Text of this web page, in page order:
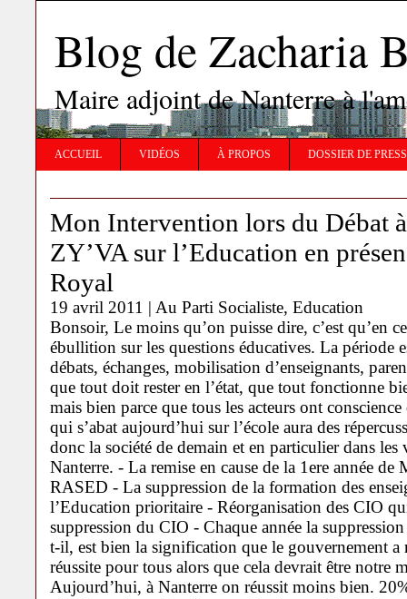
Blog de Zacharia
Maire adjoint de Nanterre à
ACCUEIL VIDÉOS À PROPOS DOSSIER DE
Mon Intervention lors du Débat
ZY’VA sur l’Education en
Royal
19 avril 2011 | Au Parti Socialiste, Education
Bonsoir, Le moins qu’on puisse dire, c’est qu’en
ébullition sur les questions éducatives. La période
débats, échanges, mobilisation d’enseignants,
que tout doit rester en l’état, que tout fonctionne
mais bien parce que tous les acteurs ont
qui s’abat aujourd’hui sur l’école aura des
donc la société de demain et en particulier dans
Nanterre. - La remise en cause de la 1ere année de
RASED - La suppression de la formation des
l’Education prioritaire - Réorganisation des CIO
suppression du CIO - Chaque année la
t-il, est bien la signification que le gouvernement a
réussite pour tous alors que cela devrait être notre
Aujourd’hui, à Nanterre on réussit moins bien.